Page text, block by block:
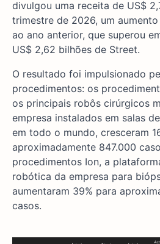
divulgou uma receita de US$
trimestre de 2026, um
ao ano anterior, que superou
US$ 2,62 bilhões de Street.
O resultado foi impulsionado
procedimentos: os
os principais robôs cirúrgicos
empresa instalados em salas
em todo o mundo, cresceram
aproximadamente 847.000
procedimentos Ion, a
robótica da empresa para
aumentaram 39% para
casos.